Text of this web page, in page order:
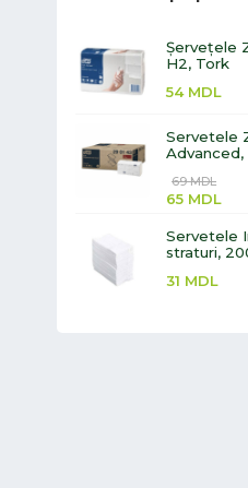
Șervețele
H2, Tork
54 MDL
Servetele
Advanced,
69MDL
65 MDL
Servetele
straturi,
31 MDL